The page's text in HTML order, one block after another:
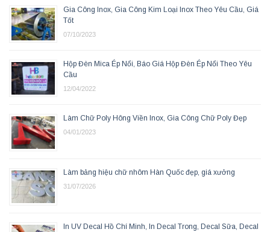
Gia Công Inox, Gia Công Kim Loại Inox Theo Yêu Cầu, Giá
Tốt
07/10/2023
Hộp Đèn Mica Ép Nổi, Báo Giá Hộp Đèn Ép Nổi Theo Yêu
Cầu
12/04/2022
Làm Chữ Poly Hông Viền Inox, Gia Công Chữ Poly Đẹp
04/01/2023
Làm bảng hiệu chữ nhôm Hàn Quốc đẹp, giá xưởng
31/07/2026
In UV Decal Hồ Chí Minh, In Decal Trong, Decal Sữa, Decal